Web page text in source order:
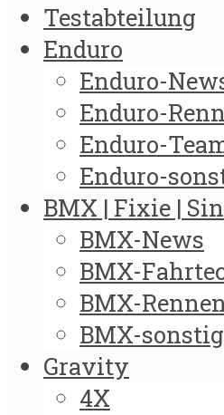
Testabteilung
Enduro
Enduro-
Enduro-
Enduro-
Enduro-
BMX | Fixie |
BMX-News
BMX-
BMX-
BMX-
Gravity
4X